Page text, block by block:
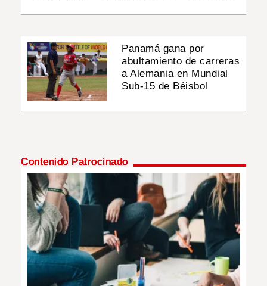
Panamá gana por
abultamiento de carreras
a Alemania en Mundial
Sub-15 de Béisbol
Contenido Patrocinado